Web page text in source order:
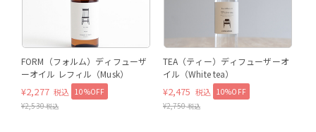
FORM（フォルム）ディフューザ
ーオイル レフィル（Musk）
¥2,277 税込 10%OFF
¥2,530税込
TEA（ティー）ディフューザーオ
イル（White tea）
¥2,475 税込
10%OFF
¥2,750税込